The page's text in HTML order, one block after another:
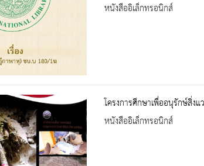
หนังสืออิเล็กทรอนิกส์
โครงการศึกษาเพื่ออนุรักษ์สิ่ง
หนังสืออิเล็กทรอนิกส์